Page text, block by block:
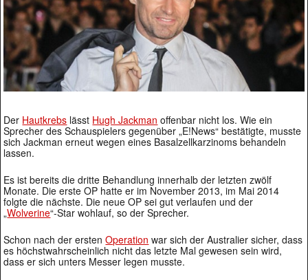
Der Hautkrebs lässt Hugh Jackman offenbar nicht los. Wie ein
Sprecher des Schauspielers gegenüber „E!News“ bestätigte, musste
sich Jackman erneut wegen eines Basalzellkarzinoms behandeln
lassen.
Es ist bereits die dritte Behandlung innerhalb der letzten zwölf
Monate. Die erste OP hatte er im November 2013, im Mai 2014
folgte die nächste. Die neue OP sei gut verlaufen und der
„Wolverine“-Star wohlauf, so der Sprecher.
Schon nach der erstenOperation war sich der Australier sicher, dass
es höchstwahrscheinlich nicht das letzte Mal gewesen sein wird,
dass er sich unters Messer legen musste.